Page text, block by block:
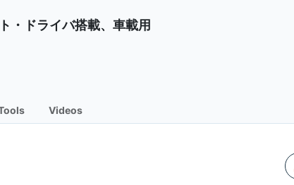
・ドライバ搭載、車載用
Videos